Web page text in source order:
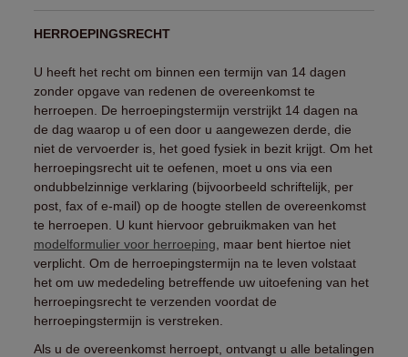
HERROEPINGSRECHT
U heeft het recht om binnen een termijn van 14 dagen
zonder opgave van redenen de overeenkomst te
herroepen. De herroepingstermijn verstrijkt 14 dagen na
de dag waarop u of een door u aangewezen derde, die
niet de vervoerder is, het goed fysiek in bezit krijgt. Om het
herroepingsrecht uit te oefenen, moet u ons via een
ondubbelzinnige verklaring (bijvoorbeeld schriftelijk, per
post, fax of e-mail) op de hoogte stellen de overeenkomst
te herroepen. U kunt hiervoor gebruikmaken van het
modelformulier voor herroeping , maar bent hiertoe niet
verplicht. Om de herroepingstermijn na te leven volstaat
het om uw mededeling betreffende uw uitoefening van het
herroepingsrecht te verzenden voordat de
herroepingstermijn is verstreken.
Als u de overeenkomst herroept, ontvangt u alle betalingen